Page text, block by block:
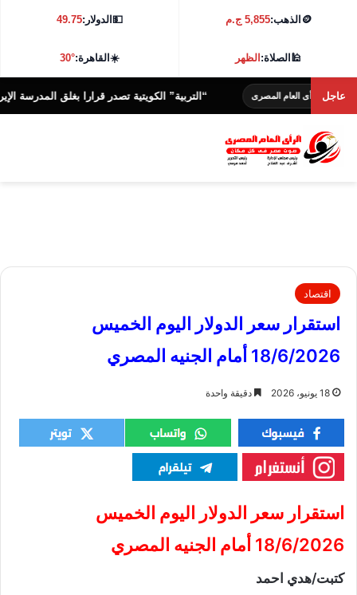
🪙 الذهب:5,855 ج.م 💵الدولار:49.75
🕌الصلاة:الظهر ☀️القاهرة:30°
عاجل
العام المصرى “التربية” الكويتية تصدر قرارا بغلق المدرسة الإيرانية
اقتصاد
استقرار سعر الدولار اليوم الخميس
18/6/2026 أمام الجنيه المصري
18 يونيو، 2026 دقيقة واحدة
استقرار سعر الدولار اليوم الخميس
18/6/2026 أمام الجنيه المصري
كتبت/هدي احمد